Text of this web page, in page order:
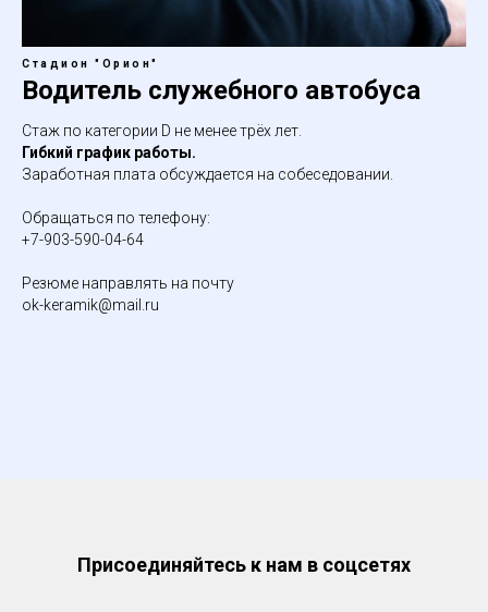
Стадион "Орион"
Водитель служебного автобуса
Стаж по категории D не менее трёх лет.
Гибкий график работы.
Заработная плата обсуждается на собеседовании.
Обращаться по телефону:
+7-903-590-04-64
Резюме направлять на почту
ok-keramik@mail.ru
Присоединяйтесь к нам в соцсетях